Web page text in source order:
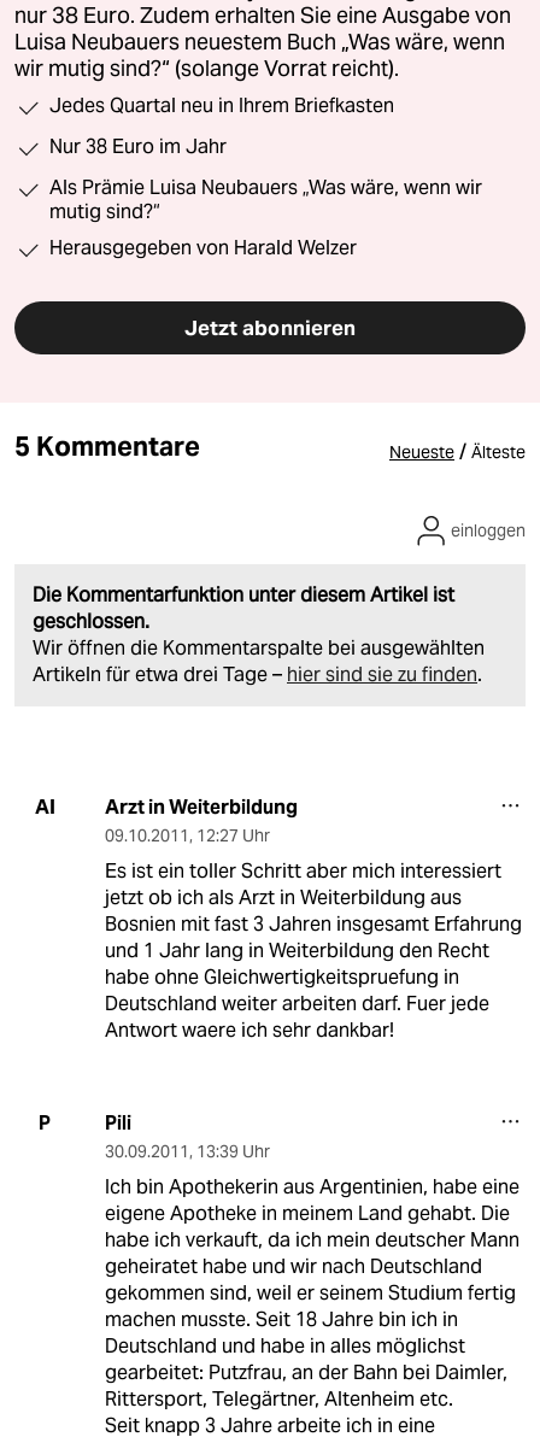
nur 38 Euro. Zudem erhalten Sie eine Ausgabe von
Luisa Neubauers neuestem Buch „Was wäre, wenn
wir mutig sind?“ (solange Vorrat reicht).
Jedes Quartal neu in Ihrem Briefkasten
Nur 38 Euro im Jahr
Als Prämie Luisa Neubauers „Was wäre, wenn wir
mutig sind?“
Herausgegeben von Harald Welzer
Jetzt abonnieren
5 Kommentare Neueste / Älteste
Die Kommentarfunktion unter diesem Artikel ist
geschlossen.
Wir öffnen die Kommentarspalte bei ausgewählten
Artikeln für etwa drei Tage – hier sind sie zu finden.
einloggen
AI Arzt in Weiterbildung
09.10.2011, 12:27 Uhr
Es ist ein toller Schritt aber mich interessiert
jetzt ob ich als Arzt in Weiterbildung aus
Bosnien mit fast 3 Jahren insgesamt Erfahrung
und 1 Jahr lang in Weiterbildung den Recht
habe ohne Gleichwertigkeitspruefung in
Deutschland weiter arbeiten darf. Fuer jede
Antwort waere ich sehr dankbar!
P Pili
30.09.2011, 13:39 Uhr
Ich bin Apothekerin aus Argentinien, habe eine
eigene Apotheke in meinem Land gehabt. Die
habe ich verkauft, da ich mein deutscher Mann
geheiratet habe und wir nach Deutschland
gekommen sind, weil er seinem Studium fertig
machen musste. Seit 18 Jahre bin ich in
Deutschland und habe in alles möglichst
gearbeitet: Putzfrau, an der Bahn bei Daimler,
Rittersport, Telegärtner, Altenheim etc.
Seit knapp 3 Jahre arbeite ich in eine